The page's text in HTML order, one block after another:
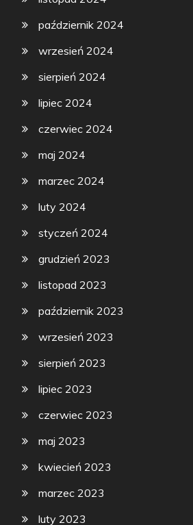
październik 2024
wrzesień 2024
sierpień 2024
lipiec 2024
czerwiec 2024
maj 2024
marzec 2024
luty 2024
styczeń 2024
grudzień 2023
listopad 2023
październik 2023
wrzesień 2023
sierpień 2023
lipiec 2023
czerwiec 2023
maj 2023
kwiecień 2023
marzec 2023
luty 2023